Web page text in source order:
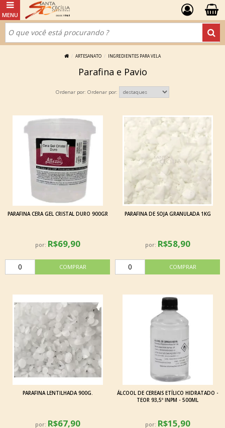
ARTESANATO INGREDIENTES PARA VELA
Parafina e Pavio
Ordenar por:
PARAFINA CERA GEL CRISTAL DURO 900GR
por: R$69,90
PARAFINA DE SOJA GRANULADA 1KG
por: R$58,90
PARAFINA LENTILHADA 900G.
por: R$67,90
ÁLCOOL DE CEREAIS ETÍLICO HIDRATADO -
TEOR 93,5º INPM - 500ML
por: R$15,90